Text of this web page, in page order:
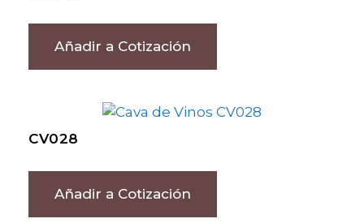
Añadir a Cotización
CV028
Añadir a Cotización